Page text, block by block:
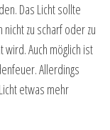
Das Licht sollte
zu scharf oder zu
wird. Auch möglich ist
Allerdings
etwas mehr